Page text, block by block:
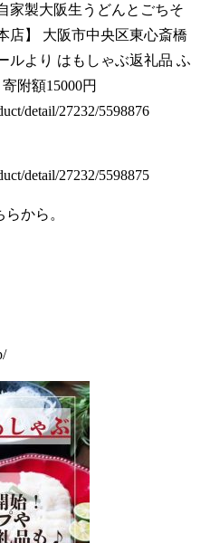
製大阪生うどんとごちそ
店】 大阪市中央区東心斎橋
ルより はもしゃぶ返礼品 ふ
附額15000円
detail/27232/5598876
detail/27232/5598875
から。